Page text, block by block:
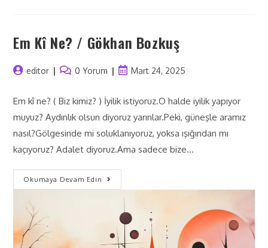
Em Kî Ne? / Gökhan Bozkuş
editor 0 Yorum Mart 24, 2025
Em kî ne? ( Biz kimiz? ) İyilik istiyoruz.O halde iyilik yapıyor
muyuz? Aydınlık olsun diyoruz yarınlar.Peki, güneşle aramız
nasıl?Gölgesinde mi soluklanıyoruz, yoksa ışığından mı
kaçıyoruz? Adalet diyoruz.Ama sadece bize…
Okumaya Devam Edin